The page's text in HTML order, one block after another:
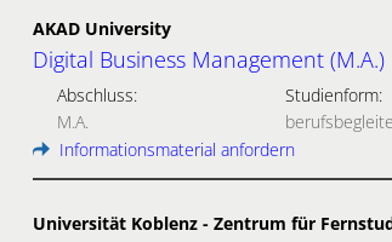
AKAD University
Digital Business Management (M.A.)
Abschluss:
M.A.
Studienform:
Informationsmaterial anfordern
Universität Koblenz - Zentrum für